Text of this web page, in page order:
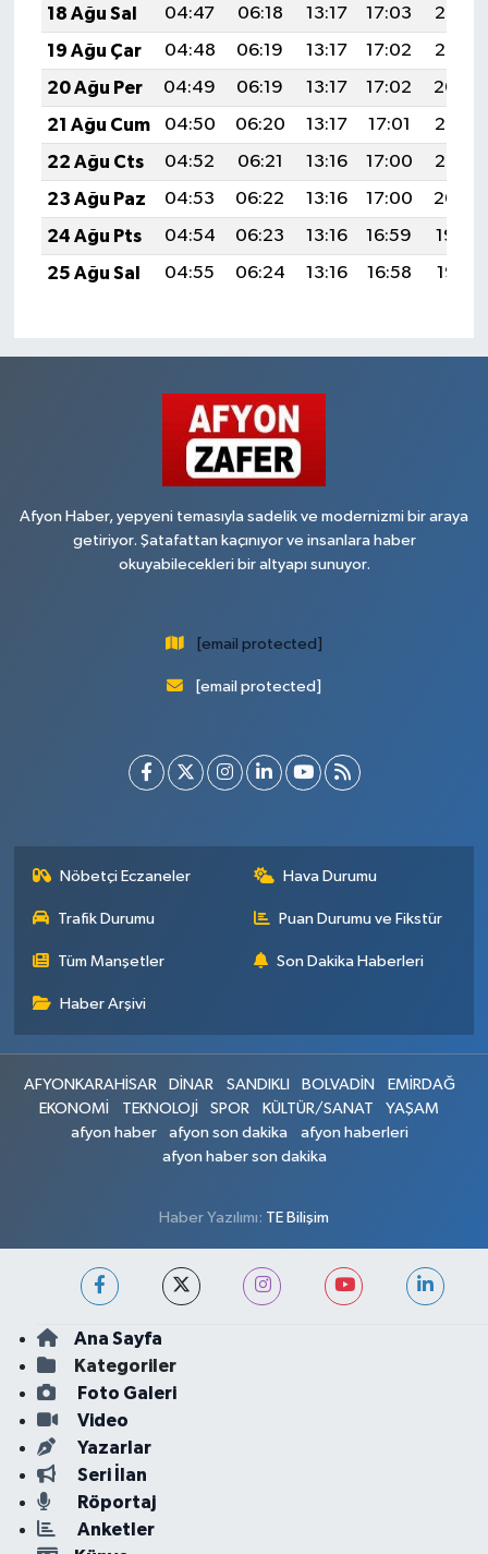
18 Ağu Sal
04:47 06:18 13:17 17:03
20:07
19 Ağu Çar
04:48 06:19 13:17 17:02
20:06
20 Ağu Per
04:49 06:19 13:17 17:02
20:04
21 Ağu Cum
04:50 06:20 13:17 17:01
20:03
22 Ağu Cts
04:52 06:21 13:16 17:00
20:02
23 Ağu Paz
04:53 06:22 13:16 17:00
20:00
24 Ağu Pts
04:54 06:23 13:16 16:59
19:59
25 Ağu Sal
04:55 06:24 13:16 16:58 19:57
Afyon Haber, yepyeni temasıyla sadelik ve modernizmi bir araya
getiriyor. Şatafattan kaçınıyor ve insanlara haber
okuyabilecekleri bir altyapı sunuyor.
[email protected]
[email protected]
Nöbetçi Eczaneler Hava Durumu
Trafik Durumu Puan Durumu ve Fikstür
Tüm Manşetler Son Dakika Haberleri
Haber Arşivi
AFYONKARAHİSAR DİNAR SANDIKLI BOLVADİN
EMİRDAĞ
EKONOMİ
TEKNOLOJİ SPOR KÜLTÜR/SANAT
YAŞAM
afyon haber
afyon son dakika
afyon haberleri
afyon haber son dakika
Haber Yazılımı: TE Bilişim
Ana Sayfa
Kategoriler
Foto Galeri
Video
Yazarlar
Seri İlan
Röportaj
Anketler